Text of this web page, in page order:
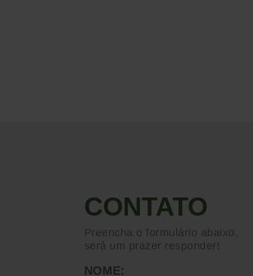
CONTATO
Preencha o formulário abaixo,
será um prazer responder!
NOME: